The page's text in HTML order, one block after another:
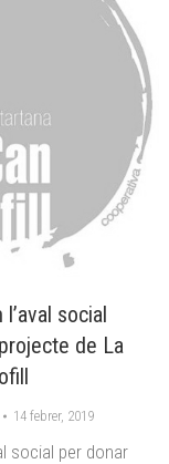
social
de La
14 febrer, 2019
social per donar